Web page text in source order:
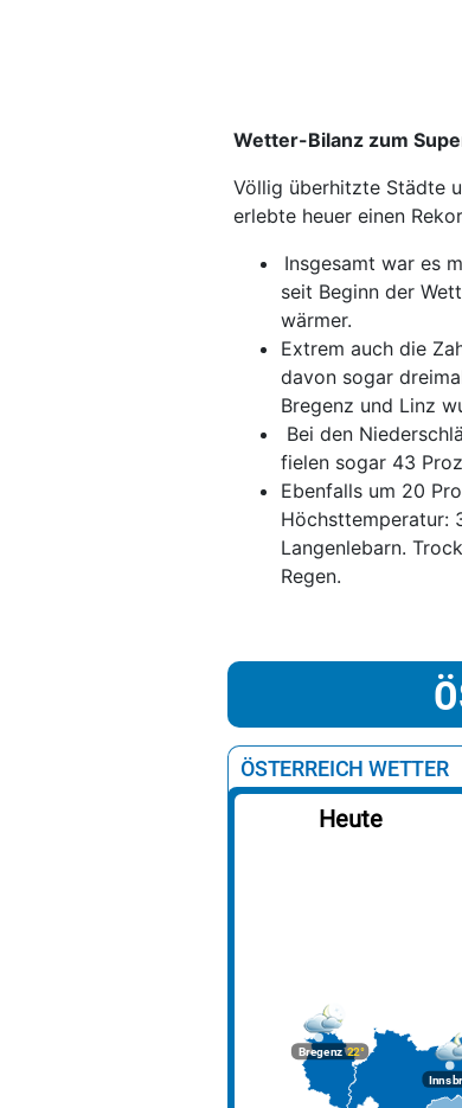
Wetter-Bilanz zum
Völlig überhitzte Städte
erlebte heuer einen
Insgesamt war es
seit Beginn der
wärmer.
Extrem auch die
davon sogar
Bregenz und Linz
Bei den
fielen sogar 43
Ebenfalls um 20
Höchsttemperatur:
Langenlebarn.
Regen.
ÖSTERREICH WETTER
Heute
Bregenz22°